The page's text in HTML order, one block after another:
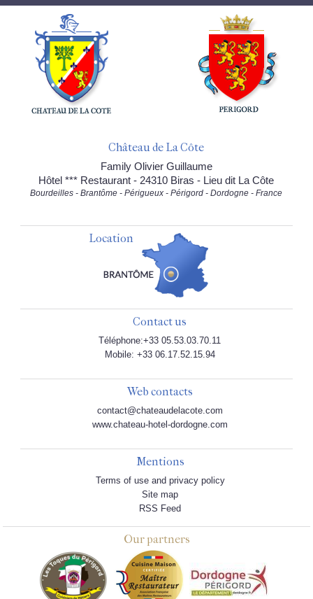
Château de La Côte
Family Olivier Guillaume
Hôtel *** Restaurant - 24310 Biras - Lieu dit La Côte
Bourdeilles - Brantôme - Périgueux - Périgord - Dordogne - France
Location
Contact us
Téléphone:+33 05.53.03.70.11
Mobile: +33 06.17.52.15.94
Web contacts
contact@chateaudelacote.com
www.chateau-hotel-dordogne.com
Mentions
Terms of use and privacy policy
Site map
RSS Feed
Our partners